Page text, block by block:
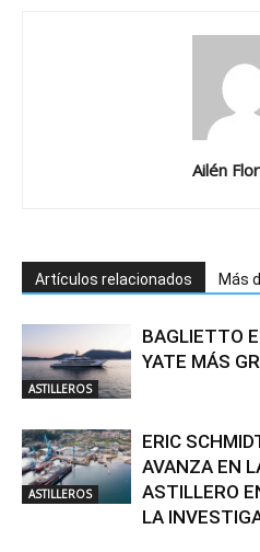
Ailén
Artículos relacionados Más
ASTILLEROS
BAGLIETTO
YATE MÁS
ASTILLEROS
ERIC
AVANZA EN
ASTILLERO
LA